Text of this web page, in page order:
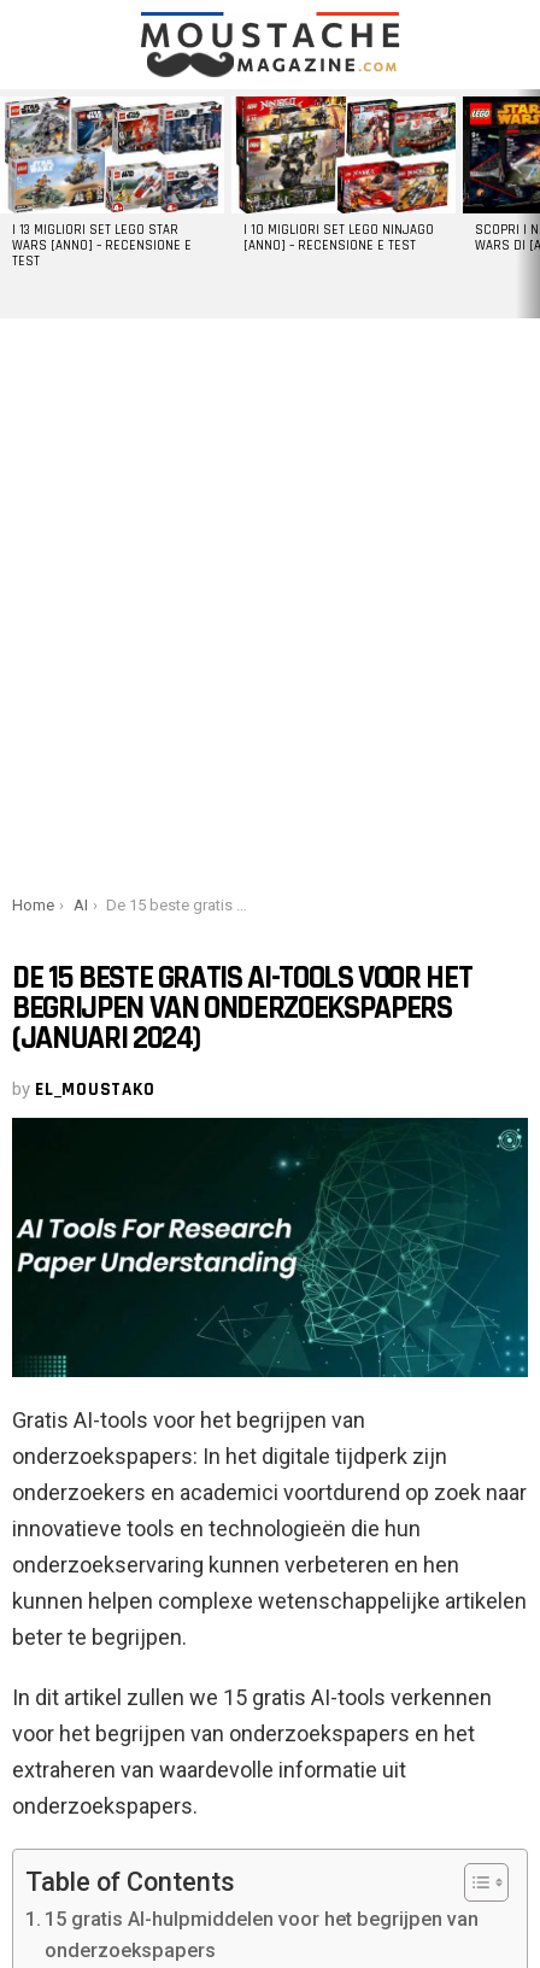
LATEST
STORIES
I 13 MIGLIORI SET LEGO STAR
WARS [ANNO] – RECENSIONE E
TEST
I 10 MIGLIORI SET LEGO NINJAGO
[ANNO] – RECENSIONE E TEST
SCOPRI I
WARS DI
You are here:
Home AI De 15 beste gratis AI-tools voor het begrijpen van onderzoekspapers (januari 2024)
DE 15 BESTE GRATIS AI-TOOLS VOOR HET
BEGRIJPEN VAN ONDERZOEKSPAPERS
(JANUARI 2024)
by EL_MOUSTAKO
Gratis AI-tools voor het begrijpen van
onderzoekspapers: In het digitale tijdperk zijn
onderzoekers en academici voortdurend op zoek naar
innovatieve tools en technologieën die hun
onderzoekservaring kunnen verbeteren en hen
kunnen helpen complexe wetenschappelijke artikelen
beter te begrijpen.
In dit artikel zullen we 15 gratis AI-tools verkennen
voor het begrijpen van onderzoekspapers en het
extraheren van waardevolle informatie uit
onderzoekspapers.
Table of Contents
15 gratis AI-hulpmiddelen voor het begrijpen van
onderzoekspapers